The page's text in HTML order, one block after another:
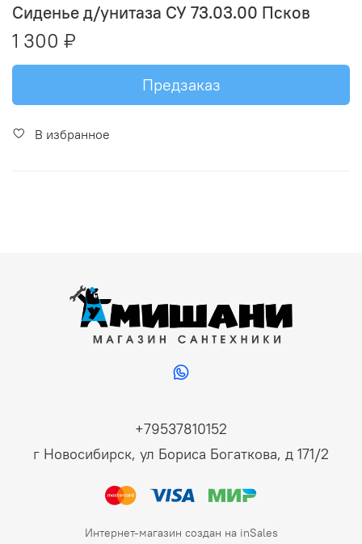
Сиденье д/унитаза СУ 73.03.00 Псков
1 300 ₽
Предзаказ
В избранное
+79537810152
г Новосибирск, ул Бориса Богаткова, д 171/2
Интернет-магазин создан на inSales